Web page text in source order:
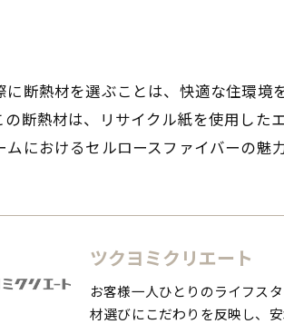
に断熱材を選ぶことは、快適な住環
の断熱材は、リサイクル紙を使用し
におけるセルロースファイバーの魅
ツクヨミクリエート
お客様一人ひとりのライフス
材選びにこだわりを反映し、